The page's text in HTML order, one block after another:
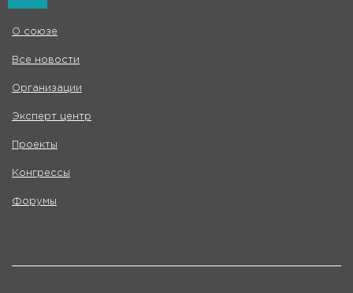
О союзе
Все новости
Организации
Эксперт центр
Проекты
Конгрессы
Форумы